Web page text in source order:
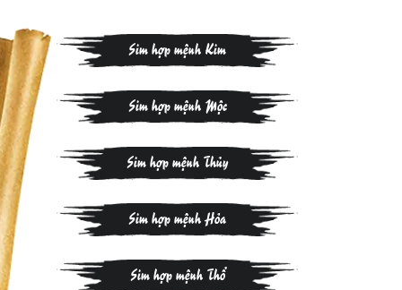
Sim hợp mệnh Kim
Sim hợp mệnh Mộc
Sim hợp mệnh Thủy
Sim hợp mệnh Hỏa
Sim hợp mệnh Thổ